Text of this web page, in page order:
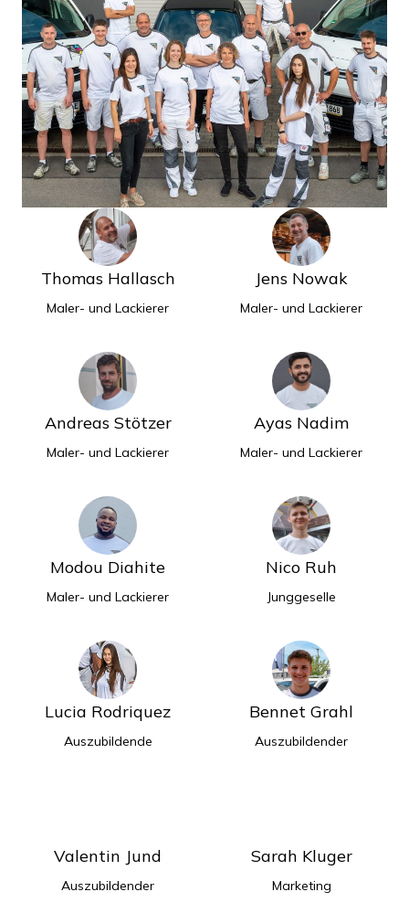
Thomas Hallasch
Maler- und Lackierer
Jens Nowak
Maler- und Lackierer
Andreas Stötzer
Maler- und Lackierer
Ayas Nadim
Maler- und Lackierer
Modou Diahite
Maler- und Lackierer
Nico Ruh
Junggeselle
Lucia Rodriquez
Auszubildende
Bennet Grahl
Auszubildender
Valentin Jund
Auszubildender
Sarah Kluger
Marketing